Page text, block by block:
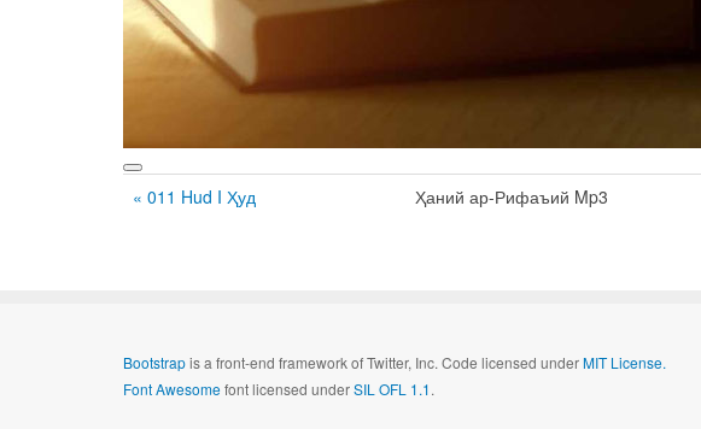
« 011 Hud I Ҳуд Ҳаний ар-Рифаъий Mp3
Bootstrapis a front-end framework of Twitter, Inc. Code licensed underMIT License.
Font Awesomefont licensed underSIL OFL 1.1.